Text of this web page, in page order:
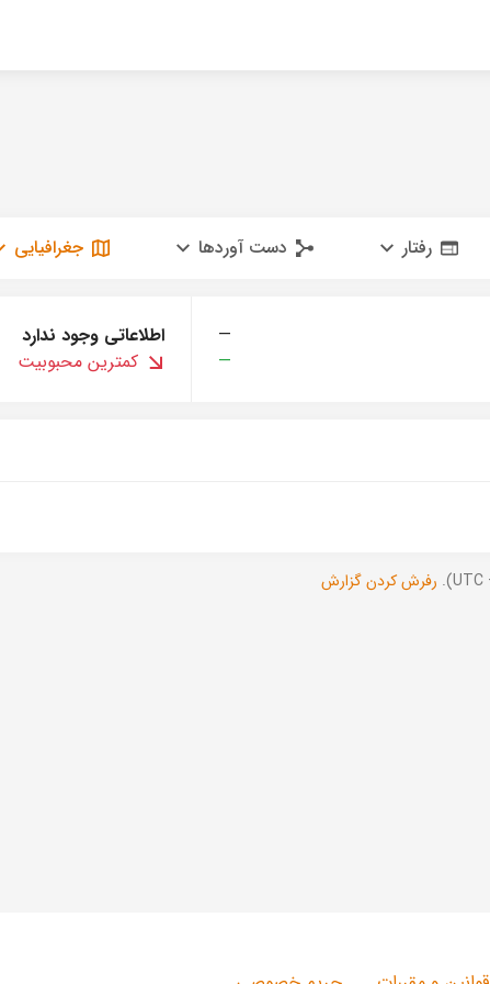
رفتار دست آوردها جغرافیایی
—
—
اطلاعاتی وجود ندارد
کمترین محبوبیت
رفرش کردن گزارش